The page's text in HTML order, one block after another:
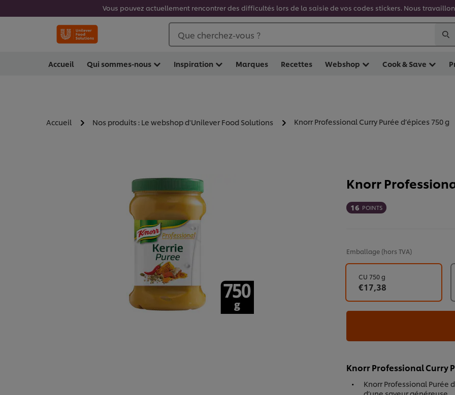
Vous pouvez actuellement rencontrer des difficultés lors de la saisie de vos codes stickers. Nous
Que cherchez-vous ?
Accueil Qui sommes-nous Inspiration Marques Recettes Webshop Cook & Save
Accueil Nos produits : Le webshop d'Unilever Food Solutions Knorr Professional Curry Purée d’épices 750 g
Knorr
16 POINTS
Emballage (hors TVA)
CU 750 g
€17,38
Knorr Professional Curry
Knorr Professional Purée